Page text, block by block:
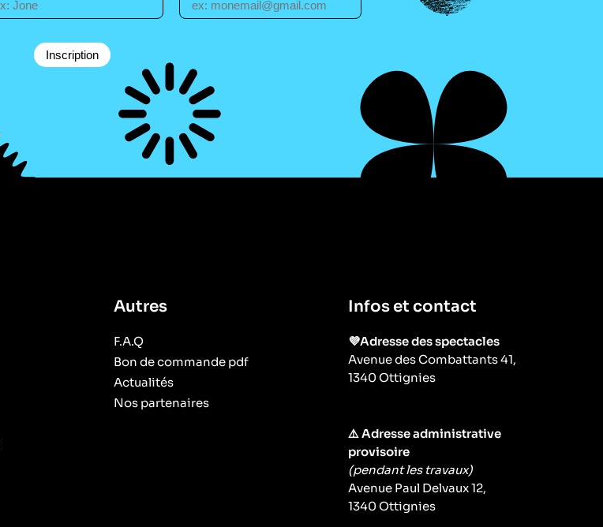
Autres
F.A.Q
Bon de commande pdf
Actualités
Nos partenaires
Infos et contact
💜Adresse des spectacles
Avenue des Combattants 41,
1340 Ottignies
⚠️ Adresse administrative
provisoire
(pendant les travaux)
Avenue Paul Delvaux 12,
1340 Ottignies